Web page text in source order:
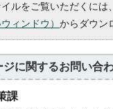
ルをご覧いただくに
ウィンドウ） からダウン
ジに関するお問い合
課